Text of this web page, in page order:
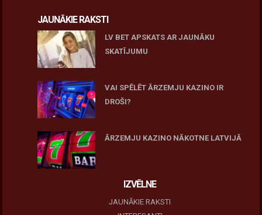
JAUNĀKIE RAKSTI
LV BET APSKATS AR JAUNĀKU
SKATĪJUMU
VAI SPĒLĒT ĀRZEMJU KAZINO IR
DROŠI?
ĀRZEMJU KAZINO NĀKOTNE LATVIJĀ
IZVĒLNE
JAUNĀKIE RAKSTI